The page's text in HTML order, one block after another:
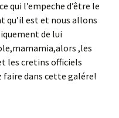
qui l’empeche d’être le
qu’il est et nous allons
de lui
,les
les cretins officiels
faire dans cette galére!